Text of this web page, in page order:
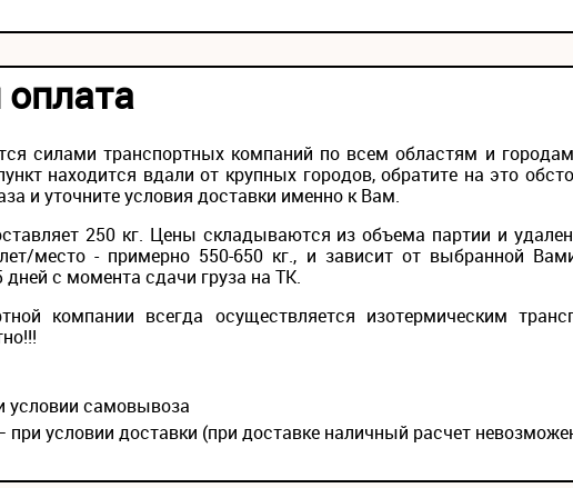
силами транспортных компаний по всем областям и
находится вдали от крупных городов, обратите на это
и уточните условия доставки именно к Вам.
250 кг. Цены складываются из объема партии и
место - примерно 550-650 кг., и зависит от выбранной
с момента сдачи груза на ТК.
компании всегда осуществляется изотермическим
условии самовывоза
при условии доставки (при доставке наличный расчет